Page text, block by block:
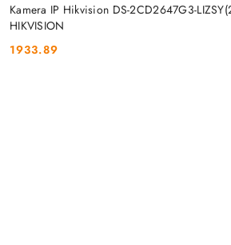
Kamera IP Hikvision DS-2CD2647G3-
HIKVISION
Cena:
1933.89